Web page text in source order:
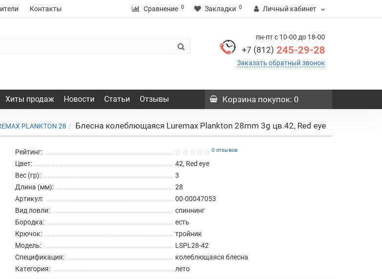
Контакты Сравнение 0 Закладки 0 Личный кабинет
пн-пт с 10-00 до 18-00
+7 (812) 245-29-28
Заказать обратный звонок
Хиты продаж Новости Статьи Отзывы Корзина покупок: 0
PLANKTON 28 Блесна колеблющаяся Luremax Plankton 28mm 3g цв.42, Red eye
Рейтинг: 0 отзывов
Цвет:
42, Red eye
Вес (гр):
3
Длина (мм):
28
Артикул:
00-00047053
Вид ловли:
спиннинг
Бородка:
есть
Крючок:
тройник
Модель:
LSPL28-42
Спецификация:
колеблющаяся блесна
Категория:
лето